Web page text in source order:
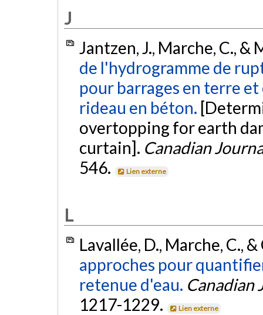
J
Jantzen, J., Marche, C., &
de l'hydrogramme de
pour barrages en terre
rideau en béton.
overtopping for earth
curtain]. Canadian
546.
Lien externe
L
Lavallée, D., Marche, C.,
approches pour
retenue d'eau. Canadian
1217-1229.
Lien externe